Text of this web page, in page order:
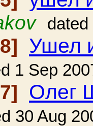
dated
Ушел
1 Sep
Олег
30 Aug